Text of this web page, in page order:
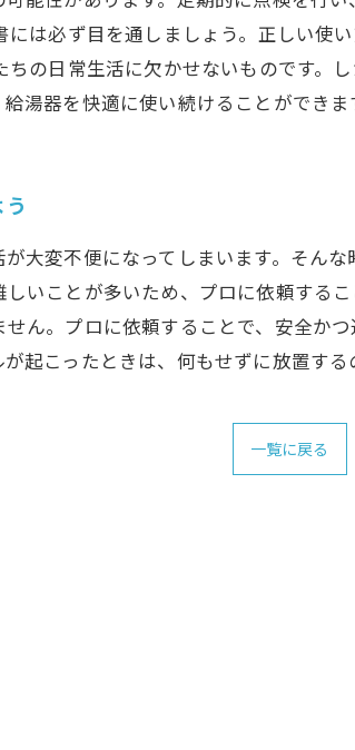
は必ず目を通しましょう。正しい
の日常生活に欠かせないものです。
湯器を快適に使い続けることができま
大変不便になってしまいます。そん
いことが多いため、プロに依頼する
ん。プロに依頼することで、安全か
起こったときは、何もせずに放置す
一覧に戻る